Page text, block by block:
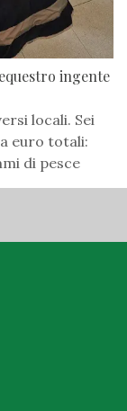
ingente
locali. Sei
euro totali:
di pesce